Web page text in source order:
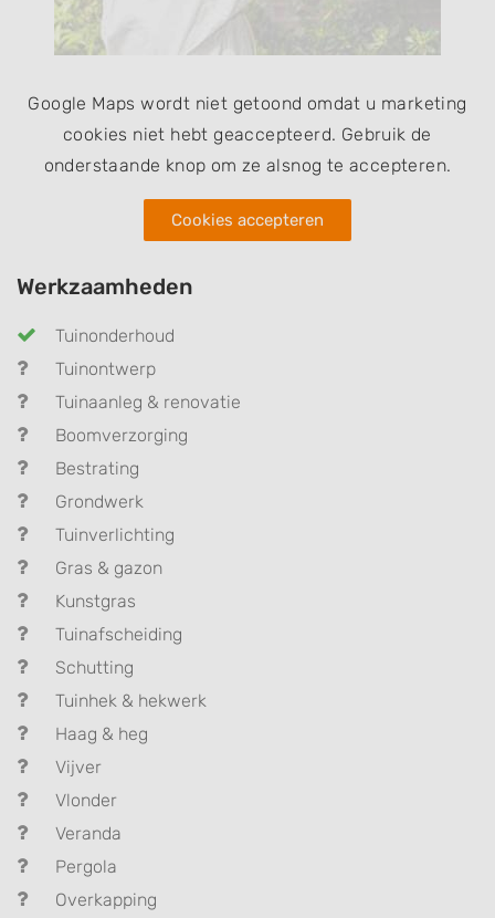
Google Maps wordt niet getoond omdat u marketing
cookies niet hebt geaccepteerd. Gebruik de
onderstaande knop om ze alsnog te accepteren.
Cookies accepteren
Werkzaamheden
Tuinonderhoud
Tuinontwerp
Tuinaanleg & renovatie
Boomverzorging
Bestrating
Grondwerk
Tuinverlichting
Gras & gazon
Kunstgras
Tuinafscheiding
Schutting
Tuinhek & hekwerk
Haag & heg
Vijver
Vlonder
Veranda
Pergola
Overkapping